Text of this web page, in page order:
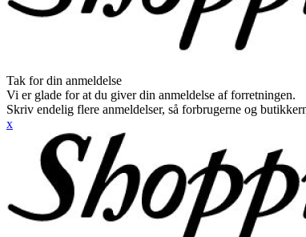
Tak for din anmeldelse
Vi er glade for at du giver din anmeldelse af forretningen.
Skriv endelig flere anmeldelser, så forbrugerne og
x